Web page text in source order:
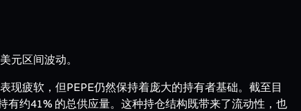
元区间波动。
现疲软，但PEPE仍然保持着庞大的持有者基础。截至目
约41% 的总供应量。这种持仓结构既带来了流动性，也